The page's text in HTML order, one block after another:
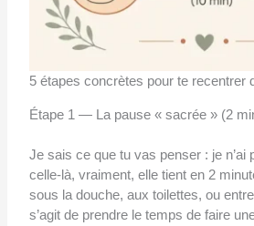
5 étapes concrètes pour te recentrer
Étape 1 — La pause « sacrée » (2
Je sais ce que tu vas penser : je n’ai
celle-là, vraiment, elle tient en 2
sous la douche, aux toilettes, ou entre
s’agit de prendre le temps de faire